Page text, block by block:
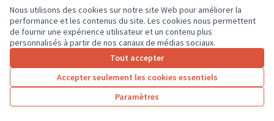
Nous utilisons des cookies sur notre site Web pour améliorer la
performance et les contenus du site. Les cookies nous permettent
de fournir une expérience utilisateur et un contenu plus
personnalisés à partir de nos canaux de médias sociaux.
Tout accepter
Accepter seulement les cookies essentiels
Paramètres